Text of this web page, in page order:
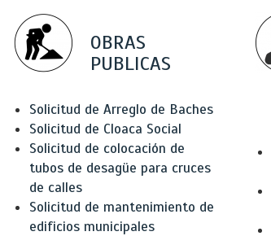
OBRAS
PUBLICAS
Solicitud de Arreglo de Baches
Solicitud de Cloaca Social
Solicitud de colocación de
tubos de desagüe para cruces
de calles
Solicitud de mantenimiento de
edificios municipales